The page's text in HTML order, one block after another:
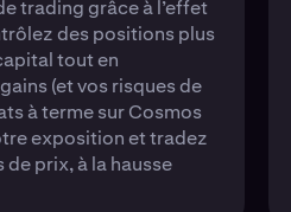
trading grâce à l’effet
des positions plus
tout en
(et vos risques de
à terme sur Cosmos
exposition et tradez
prix, à la hausse